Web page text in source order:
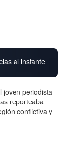
al instante
joven periodista
reporteaba
conflictiva y